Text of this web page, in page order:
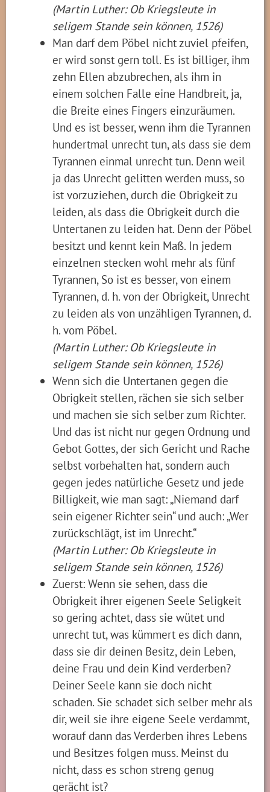
(Martin Luther: Ob Kriegsleute in
seligem Stande sein können, 1526)
Man darf dem Pöbel nicht zuviel pfeifen,
er wird sonst gern toll. Es ist billiger, ihm
zehn Ellen abzubrechen, als ihm in
einem solchen Falle eine Handbreit, ja,
die Breite eines Fingers einzuräumen.
Und es ist besser, wenn ihm die Tyrannen
hundertmal unrecht tun, als dass sie dem
Tyrannen einmal unrecht tun. Denn weil
ja das Unrecht gelitten werden muss, so
ist vorzuziehen, durch die Obrigkeit zu
leiden, als dass die Obrigkeit durch die
Untertanen zu leiden hat. Denn der Pöbel
besitzt und kennt kein Maß. In jedem
einzelnen stecken wohl mehr als fünf
Tyrannen, So ist es besser, von einem
Tyrannen, d. h. von der Obrigkeit, Unrecht
zu leiden als von unzähligen Tyrannen, d.
h. vom Pöbel.
(Martin Luther: Ob Kriegsleute in
seligem Stande sein können, 1526)
Wenn sich die Untertanen gegen die
Obrigkeit stellen, rächen sie sich selber
und machen sie sich selber zum Richter.
Und das ist nicht nur gegen Ordnung und
Gebot Gottes, der sich Gericht und Rache
selbst vorbehalten hat, sondern auch
gegen jedes natürliche Gesetz und jede
Billigkeit, wie man sagt: „Niemand darf
sein eigener Richter sein“ und auch: „Wer
zurückschlägt, ist im Unrecht.“
(Martin Luther: Ob Kriegsleute in
seligem Stande sein können, 1526)
Zuerst: Wenn sie sehen, dass die
Obrigkeit ihrer eigenen Seele Seligkeit
so gering achtet, dass sie wütet und
unrecht tut, was kümmert es dich dann,
dass sie dir deinen Besitz, dein Leben,
deine Frau und dein Kind verderben?
Deiner Seele kann sie doch nicht
schaden. Sie schadet sich selber mehr als
dir, weil sie ihre eigene Seele verdammt,
worauf dann das Verderben ihres Lebens
und Besitzes folgen muss. Meinst du
nicht, dass es schon streng genug
gerächt ist?